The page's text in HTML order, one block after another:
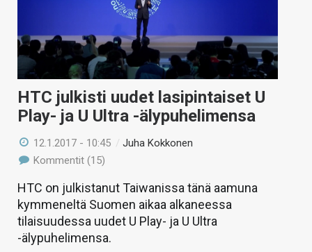
HTC julkisti uudet lasipintaiset U
Play- ja U Ultra -älypuhelimensa
12.1.2017 - 10:45 /Juha Kokkonen
Kommentit (15)
HTC on julkistanut Taiwanissa tänä aamuna
kymmeneltä Suomen aikaa alkaneessa
tilaisuudessa uudet U Play- ja U Ultra
-älypuhelimensa.